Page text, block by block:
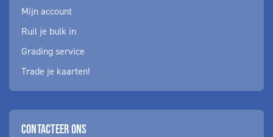
Mijn account
Ruil je bulk in
Grading service
Trade je kaarten!
CONTACTEER ONS